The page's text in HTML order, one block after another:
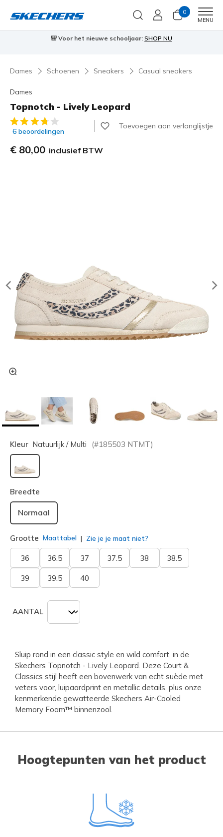
0
MENU
Skechers VIP:45 dagen retourrecht voor ledenMeld je aan
Dames Schoenen Sneakers Casual sneakers
Dames
Topnotch - Lively Leopard
5 van de 5 klantbeoordelingen
6 beoordelingen
Toevoegen aan verlanglijstje
€ 80,00 inclusief BTW
Kleur Natuurlijk / Multi (#185503 NTMT)
geselecteerd
Breedte
Normaal
Grootte Maattabel Zie je je maat niet?
36 36.5 37 37.5 38 38.5
39 39.5 40
AANTAL
Sluip rond in een classic style en wild comfort, in de
Skechers Topnotch - Lively Leopard. Deze Court &
Classics stijl heeft een bovenwerk van echt suède met
veters voor, luipaardprint en metallic details, plus onze
kenmerkende gewatteerde Skechers Air-Cooled
Memory Foam™ binnenzool.
Hoogtepunten van het product